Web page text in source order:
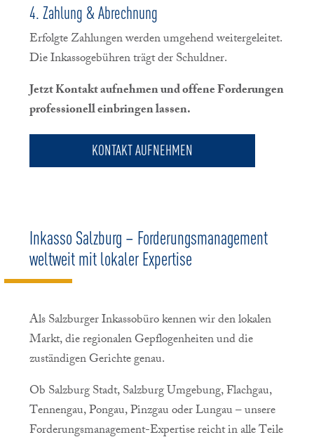
4. Zahlung & Abrechnung
Erfolgte Zahlungen werden umgehend weitergeleitet.
Die Inkassogebühren trägt der Schuldner.
Jetzt Kontakt aufnehmen und offene Forderungen
professionell einbringen lassen.
KONTAKT AUFNEHMEN
Inkasso Salzburg – Forderungsmanagement
weltweit mit lokaler Expertise
Als Salzburger Inkassobüro kennen wir den lokalen
Markt, die regionalen Gepflogenheiten und die
zuständigen Gerichte genau.
Ob Salzburg Stadt, Salzburg Umgebung, Flachgau,
Tennengau, Pongau, Pinzgau oder Lungau – unsere
Forderungsmanagement-Expertise reicht in alle Teile